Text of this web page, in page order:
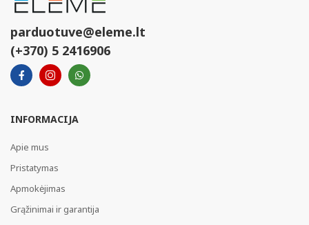
parduotuve@eleme.lt
(+370) 5 2416906
INFORMACIJA
Apie mus
Pristatymas
Apmokėjimas
Grąžinimai ir garantija